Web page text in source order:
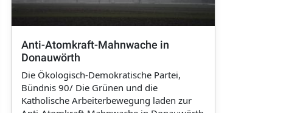
Anti-Atomkraft-Mahnwache in
Donauwörth
Die Ökologisch-Demokratische Partei,
Bündnis 90/ Die Grünen und die
Katholische Arbeiterbewegung laden zur